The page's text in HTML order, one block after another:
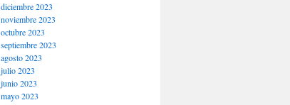
diciembre 2023
noviembre 2023
octubre 2023
septiembre 2023
agosto 2023
julio 2023
junio 2023
mayo 2023